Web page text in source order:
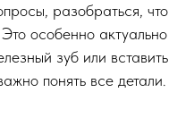
разобраться, что
особенно актуально
зуб или вставить
понять все детали.